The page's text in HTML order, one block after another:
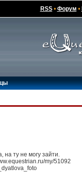
RSS• Форум •
на ту не могу зайти.
my/51092